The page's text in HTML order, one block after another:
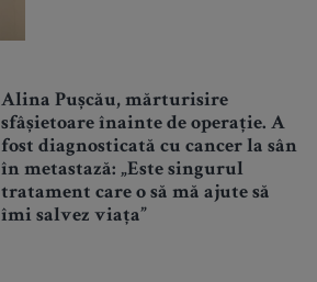
Alina Pușcău, mărturisire
sfâșietoare înainte de operație. A
fost diagnosticată cu cancer la sân
în metastază: „Este singurul
tratament care o să mă ajute să
îmi salvez viața”